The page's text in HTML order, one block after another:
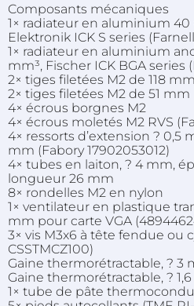
Composants mécaniques
1× radiateur en aluminium 40
Elektronik ICK S series
1× radiateur en aluminium
mm³, Fischer ICK BGA series
2× tiges filetées M2 de 118 mm
2× tiges filetées M2 de 51 mm
4× écrous borgnes M2
4× écrous moletés M2 RVS
4× ressorts d’extension ? 0,5
mm (Fabory 17902053012)
4× tubes en laiton, ? 4 mm,
longueur 26 mm
8× rondelles M2 en nylon
1× ventilateur en plastique
mm pour carte VGA
3× vis M3x6 à tête fendue ou
CSSTMCZ100)
Gaine thermorétractable, ? 3
Gaine thermorétractable, ?
1× tube de pâte